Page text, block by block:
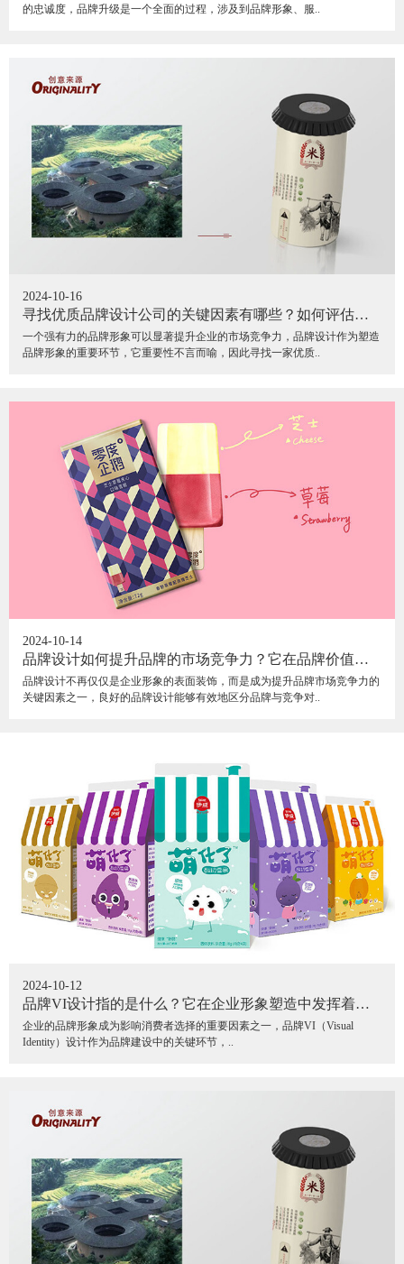
的忠诚度，品牌升级是一个全面的过程，涉及到品牌形象、服..
2024-10-16
寻找优质品牌设计公司的关键因素有哪些？如何评估和
选择最适合自家品牌的设计团队？
一个强有力的品牌形象可以显著提升企业的市场竞争力，品牌设计作为塑造
品牌形象的重要环节，它重要性不言而喻，因此寻找一家优质..
2024-10-14
品牌设计如何提升品牌的市场竞争力？它在品牌价值体
现上扮演着什么角色？
品牌设计不再仅仅是企业形象的表面装饰，而是成为提升品牌市场竞争力的
关键因素之一，良好的品牌设计能够有效地区分品牌与竞争对..
2024-10-12
品牌VI设计指的是什么？它在企业形象塑造中发挥着怎
样的作用？
企业的品牌形象成为影响消费者选择的重要因素之一，品牌VI（Visual
Identity）设计作为品牌建设中的关键环节，..